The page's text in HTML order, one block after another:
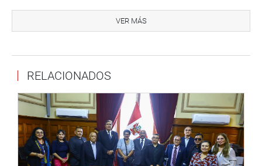
En otro momento, el presidente encargado del Congreso
encuentra listo para la realización del Pleno de este
jueves 5, a las 10:00 horas, tras una renovación integral
que forma parte de un proceso de modernización
institucional.
Informó que los trabajos incluyeron también la
renovación del hemiciclo Raúl Porras Barrenechea, donde
funcionará el Senado a partir del 28 de julio, así como la
VER MÁS
RELACIONADOS